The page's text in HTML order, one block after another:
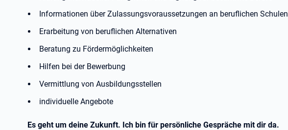
Informationen über Zulassungsvoraussetzungen an beruflichen Schulen
Erarbeitung von beruflichen Alternativen
Beratung zu Fördermöglichkeiten
Hilfen bei der Bewerbung
Vermittlung von Ausbildungsstellen
individuelle Angebote
Es geht um deine Zukunft. Ich bin für persönliche Gespräche mit dir da.